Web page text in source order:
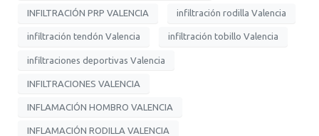
INFILTRACIÓN PRP VALENCIA infiltración rodilla Valencia
infiltración tendón Valencia infiltración tobillo Valencia
infiltraciones deportivas Valencia
INFILTRACIONES VALENCIA
INFLAMACIÓN HOMBRO VALENCIA
INFLAMACIÓN RODILLA VALENCIA